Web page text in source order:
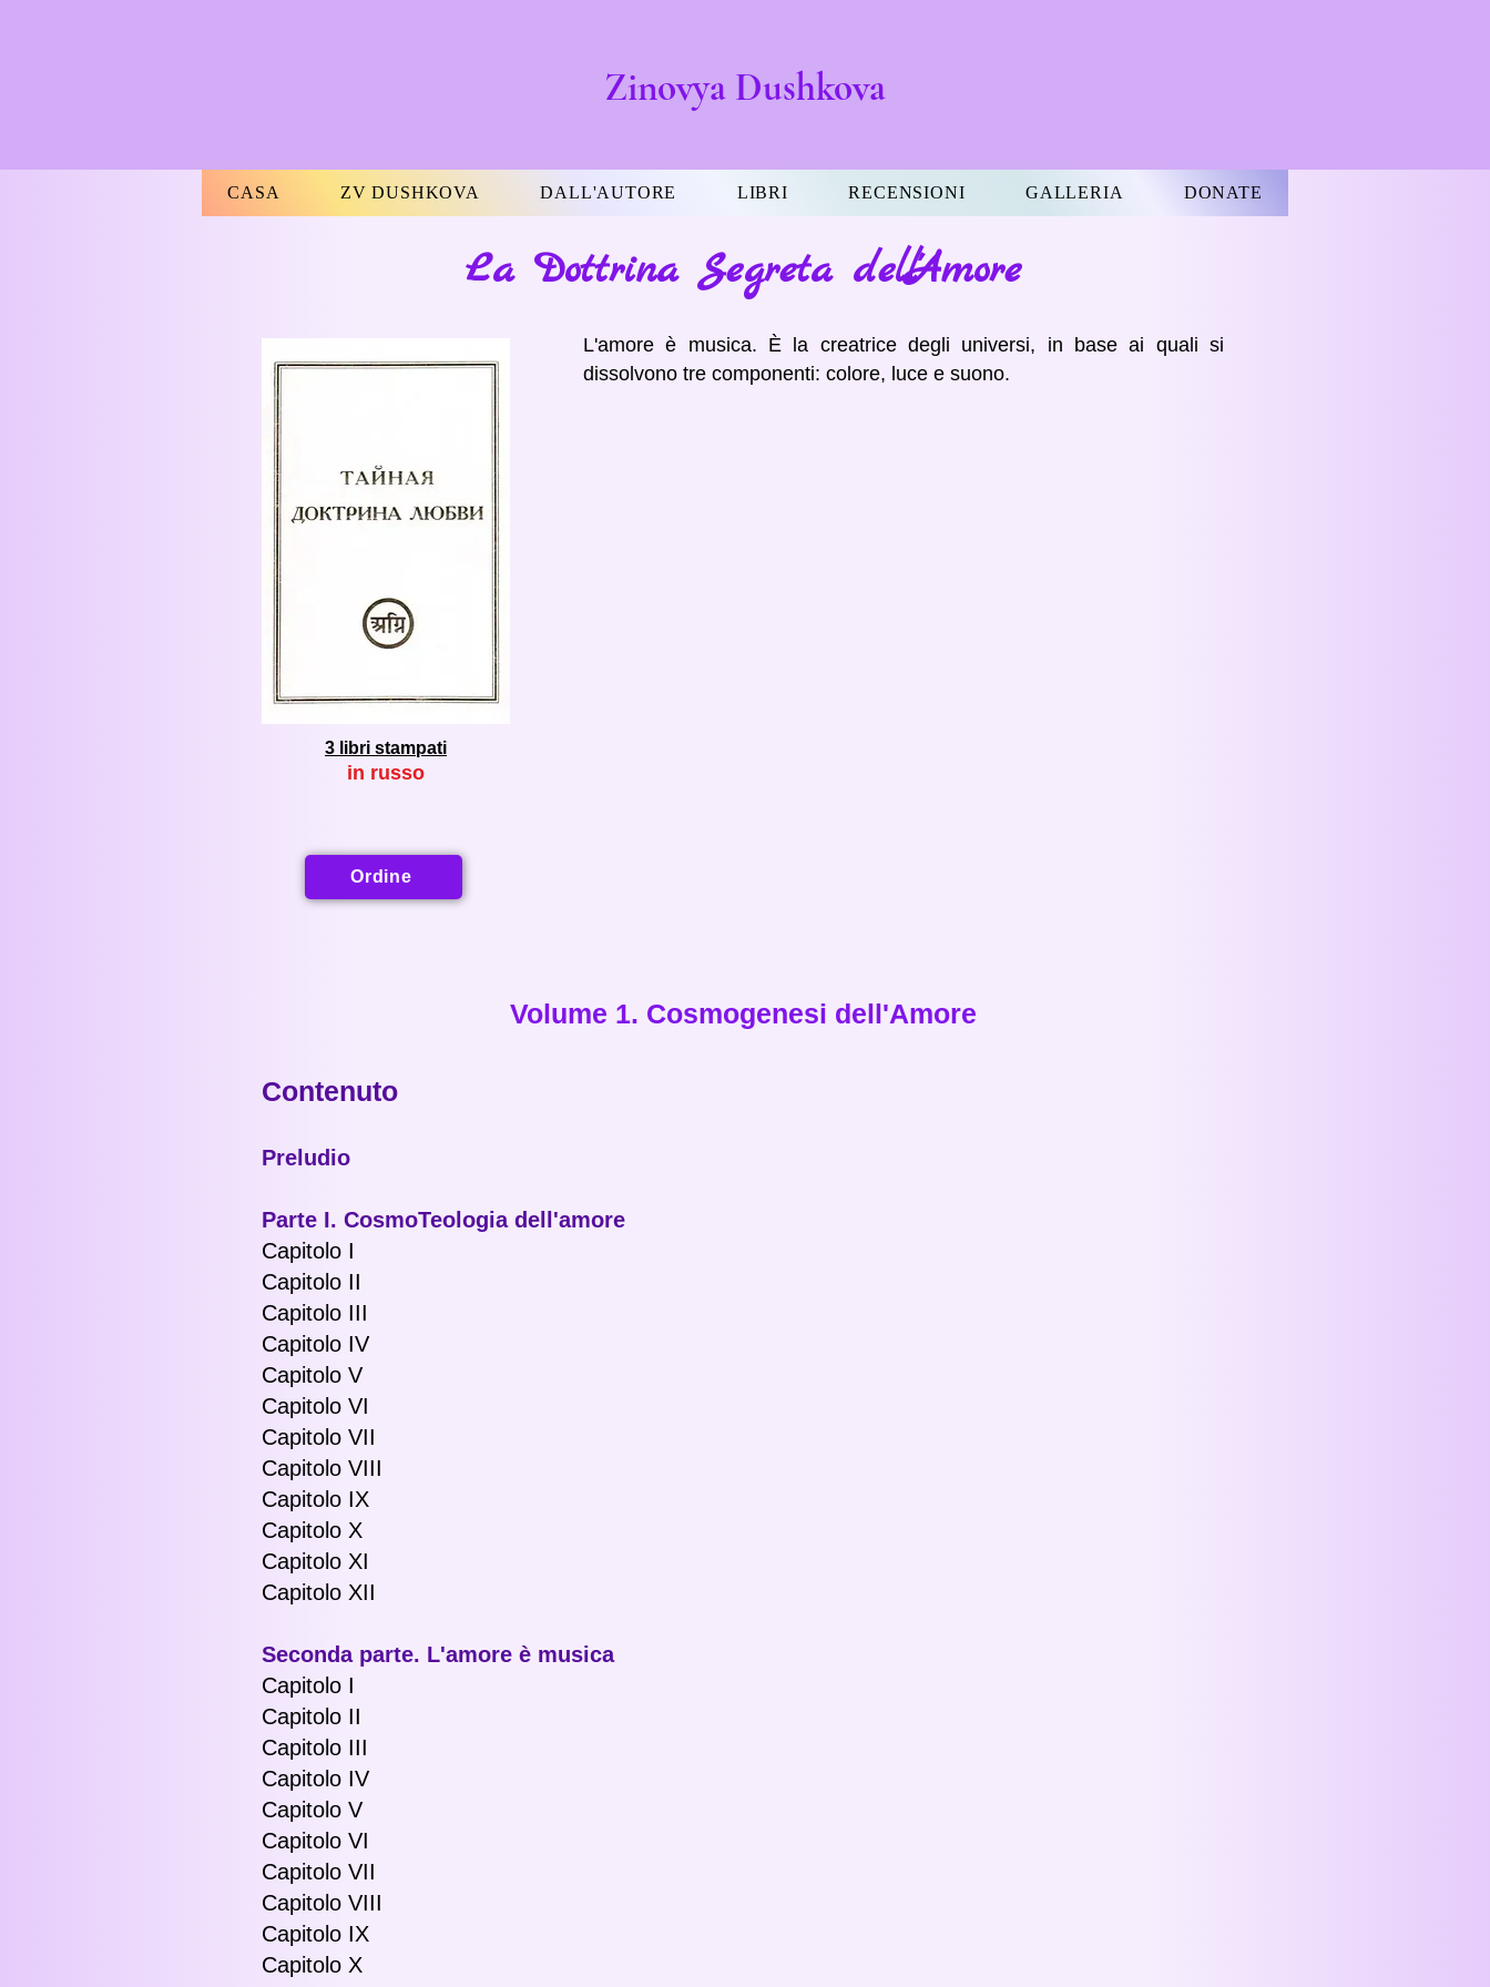
Zinovya Dushkova
CASA ZV DUSHKOVA DALL'AUTORE LIBRI RECENSIONI GALLERIA DONATE
La Dottrina Segreta dell'Amore
3 libri stampati
in russo
Ordine
L'amore è musica. È la creatrice degli universi, in base ai quali si
dissolvono tre componenti: colore, luce e suono.
Volume 1. Cosmogenesi dell'Amore
Contenuto
Preludio
Parte I. CosmoTeologia dell'amore
Capitolo I
Capitolo II
Capitolo III
Capitolo IV
Capitolo V
Capitolo VI
Capitolo VII
Capitolo VIII
Capitolo IX
Capitolo X
Capitolo XI
Capitolo XII
Seconda parte. L'amore è musica
Capitolo I
Capitolo II
Capitolo III
Capitolo IV
Capitolo V
Capitolo VI
Capitolo VII
Capitolo VIII
Capitolo IX
Capitolo X